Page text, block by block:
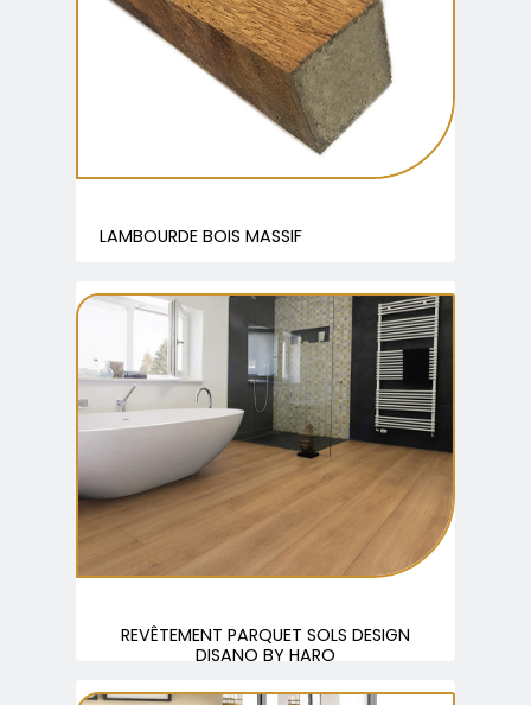
LAMBOURDE BOIS MASSIF
REVÊTEMENT PARQUET SOLS DESIGN
DISANO BY HARO